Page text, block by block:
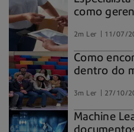
como
2m Ler 11/07/
Como
dentro do
3m Ler 27/10/
Machine